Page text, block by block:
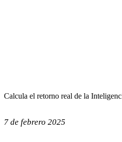
Calcula el retorno real de la
7 de febrero 2025